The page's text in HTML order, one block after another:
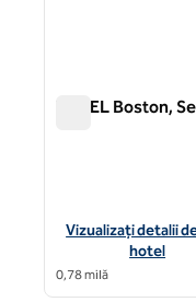
YOTEL Boston,
Vizualizați detaliile
Vizualizați detalii
hotel
0,78 milă